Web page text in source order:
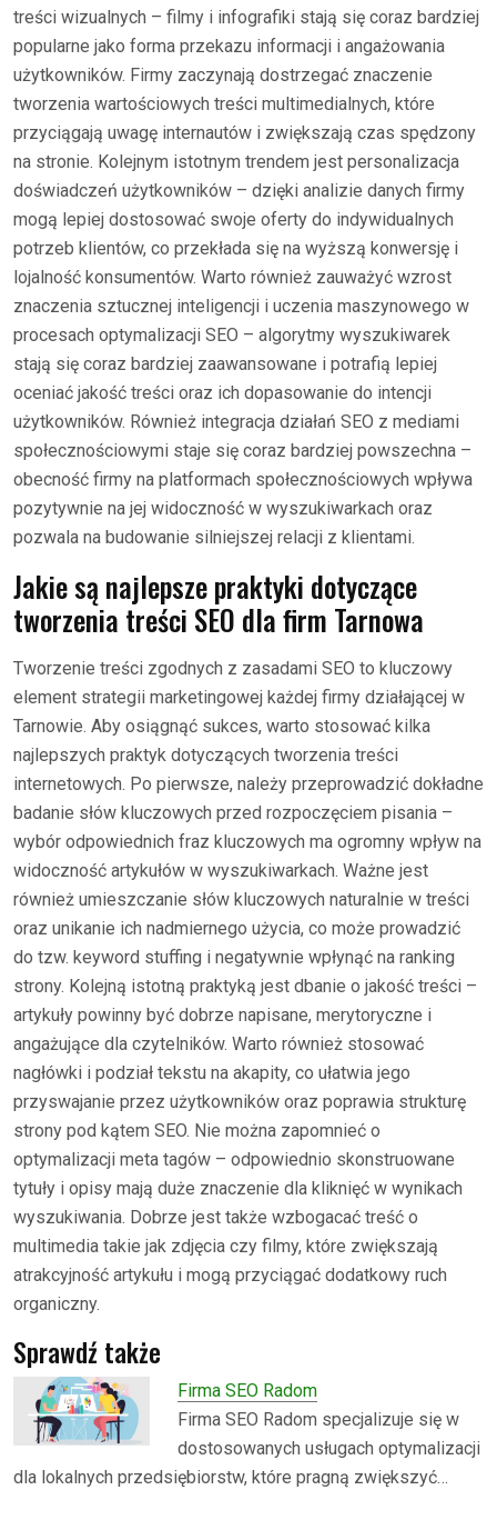
treści wizualnych – filmy i infografiki stają się coraz bardziej
popularne jako forma przekazu informacji i angażowania
użytkowników. Firmy zaczynają dostrzegać znaczenie
tworzenia wartościowych treści multimedialnych, które
przyciągają uwagę internautów i zwiększają czas spędzony
na stronie. Kolejnym istotnym trendem jest personalizacja
doświadczeń użytkowników – dzięki analizie danych firmy
mogą lepiej dostosować swoje oferty do indywidualnych
potrzeb klientów, co przekłada się na wyższą konwersję i
lojalność konsumentów. Warto również zauważyć wzrost
znaczenia sztucznej inteligencji i uczenia maszynowego w
procesach optymalizacji SEO – algorytmy wyszukiwarek
stają się coraz bardziej zaawansowane i potrafią lepiej
oceniać jakość treści oraz ich dopasowanie do intencji
użytkowników. Również integracja działań SEO z mediami
społecznościowymi staje się coraz bardziej powszechna –
obecność firmy na platformach społecznościowych wpływa
pozytywnie na jej widoczność w wyszukiwarkach oraz
pozwala na budowanie silniejszej relacji z klientami.
Jakie są najlepsze praktyki dotyczące
tworzenia treści SEO dla firm Tarnowa
Tworzenie treści zgodnych z zasadami SEO to kluczowy
element strategii marketingowej każdej firmy działającej w
Tarnowie. Aby osiągnąć sukces, warto stosować kilka
najlepszych praktyk dotyczących tworzenia treści
internetowych. Po pierwsze, należy przeprowadzić dokładne
badanie słów kluczowych przed rozpoczęciem pisania –
wybór odpowiednich fraz kluczowych ma ogromny wpływ na
widoczność artykułów w wyszukiwarkach. Ważne jest
również umieszczanie słów kluczowych naturalnie w treści
oraz unikanie ich nadmiernego użycia, co może prowadzić
do tzw. keyword stuffing i negatywnie wpłynąć na ranking
strony. Kolejną istotną praktyką jest dbanie o jakość treści –
artykuły powinny być dobrze napisane, merytoryczne i
angażujące dla czytelników. Warto również stosować
nagłówki i podział tekstu na akapity, co ułatwia jego
przyswajanie przez użytkowników oraz poprawia strukturę
strony pod kątem SEO. Nie można zapomnieć o
optymalizacji meta tagów – odpowiednio skonstruowane
tytuły i opisy mają duże znaczenie dla kliknięć w wynikach
wyszukiwania. Dobrze jest także wzbogacać treść o
multimedia takie jak zdjęcia czy filmy, które zwiększają
atrakcyjność artykułu i mogą przyciągać dodatkowy ruch
organiczny.
Sprawdź także
Firma SEO Radom
Firma SEO Radom specjalizuje się w
dostosowanych usługach optymalizacji
dla lokalnych przedsiębiorstw, które pragną zwiększyć…